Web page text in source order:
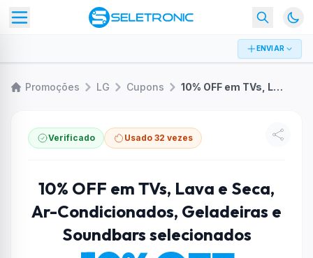
ENVIAR
Promoções LG Cupons 10% OFF em TVs, Lava e Seca, Ar-Condicionados, Geladeiras e Soundbars selecionados
Verificado Usado 32 vezes
10% OFF em TVs, Lava e Seca,
Ar-Condicionados, Geladeiras e
Soundbars selecionados